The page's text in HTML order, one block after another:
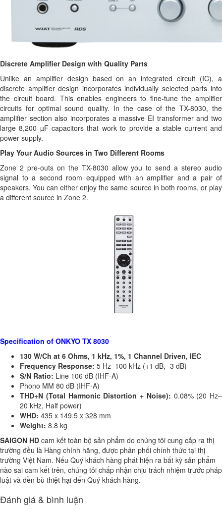
Discrete Amplifier Design with Quality Parts
Unlike an amplifier design based on an integrated circuit (IC), a
discrete amplifier design incorporates individually selected parts into
the circuit board. This enables engineers to fine-tune the amplifier
circuits for optimal sound quality. In the case of the TX-8030, the
amplifier section also incorporates a massive EI transformer and two
large 8,200 µF capacitors that work to provide a stable current and
power supply.
Play Your Audio Sources in Two Different Rooms
Zone 2 pre-outs on the TX-8030 allow you to send a stereo audio
signal to a second room equipped with an amplifier and a pair of
speakers. You can either enjoy the same source in both rooms, or play
a different source in Zone 2.
Specification of ONKYO TX 8030
130 W/Ch at 6 Ohms, 1 kHz, 1%, 1 Channel Driven, IEC
Frequency Response: 5 Hz–100 kHz (+1 dB, -3 dB)
S/N Ratio: Line 106 dB (IHF-A)
Phono MM 80 dB (IHF-A)
THD+N (Total Harmonic Distortion + Noise): 0.08% (20 Hz–
20 kHz, Half power)
WHD: 435 x 149.5 x 328 mm
Weight: 8.8 kg
SAIGON HD cam kết toàn bộ sản phẩm do chúng tôi cung cấp ra thị
trường đều là Hàng chính hãng, được phân phối chính thức tại thị
trường Việt Nam. Nếu Quý khách hàng phát hiện ra bất kỳ sản phẩm
nào sai cam kết trên, chúng tôi chấp nhận chịu trách nhiệm trước pháp
luật và đền bù thiệt hại đến Quý khách hàng.
Đánh giá & bình luận